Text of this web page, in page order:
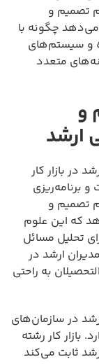
تصمیم و
چگونه با
و سیستم‌های
متعدد
و
ارشد
بازار کار
برنامه‌ریزی
تصمیم و
که این علوم
تحلیل مسائل
ارشد در
به راحتی
در سازمان‌های
کار رشته
ثابت می‌کند